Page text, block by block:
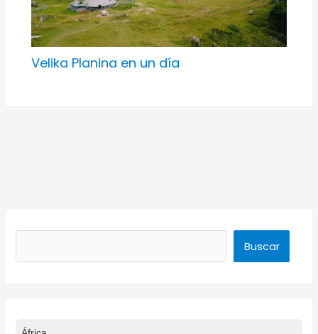
Velika Planina en un día
Buscar